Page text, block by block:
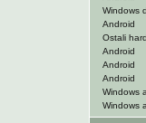
Windows
Android
Ostali
Android
Android
Android
Windows
Windows